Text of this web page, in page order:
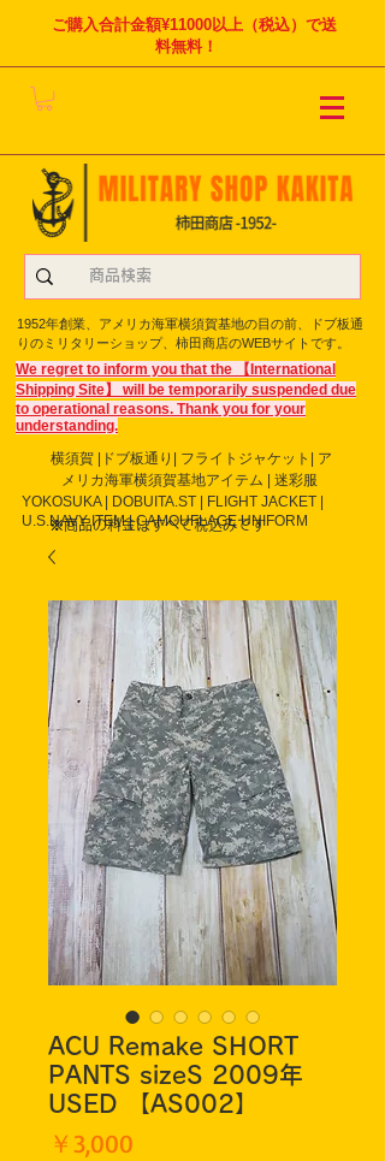
ご購入合計金額¥11000以上（税込）で送
料無料！
1952年創業、アメリカ海軍横須賀基地の目の前、ドブ板通
りのミリタリーショップ、柿田商店のWEBサイトです。
We regret to inform you that the 【International
Shipping Site】 will be temporarily suspended due
to operational reasons. Thank you for your
understanding.
横須賀 |ドブ板通り| フライト ジャケット| ア
メリカ海軍横須賀基地アイテム | 迷彩服
YOKOSUKA | DOBUITA.ST | FLIGHT JACKET |
U.S.NAVY ITEM | CAMOUFLAGE UNIFORM
※商品の料金はすべて税込みです
ACU Remake SHORT
PANTS sizeS 2009年
USED 【AS002】
￥3,000